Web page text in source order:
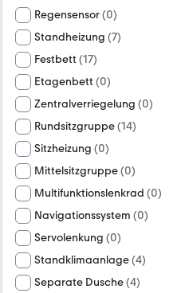
Regensensor(0)
Standheizung (7)
Festbett (17)
Etagenbett (0)
Zentralverriegelung (0)
Rundsitzgruppe(14)
Sitzheizung (0)
Mittelsitzgruppe(0)
Multifunktionslenkrad (0)
Navigationssystem (0)
Servolenkung (0)
Standklimaanlage(4)
Separate Dusche(4)